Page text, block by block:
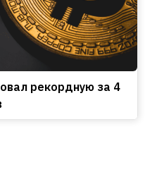
рекордную за 4